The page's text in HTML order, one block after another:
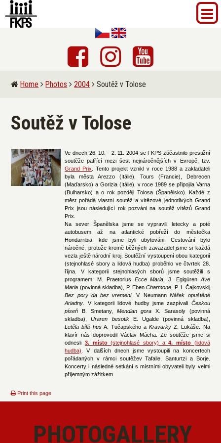
Home Photos 2004 Soutěž v Tolose
Soutěž v Tolose
Ve dnech 26. 10. - 2. 11. 2004 se FKPS zúčastnilo prestižní
soutěže patřící mezi šest nejnáročnějších v Evropě, tzv.
Grand Prix
. Tento projekt vznikl v roce 1988 a zakladateli
byla města Arezzo (Itálie), Tours (Francie), Debrecen
(Maďarsko) a Gorizia (Itálie), v roce 1989 se připojila Varna
(Bulharsko) a o rok později Tolosa (Španělsko). Každé z
měst pořádá vlastní soutěž a vítězové jednotlivých Grand
Prix jsou následující rok pozváni na soutěž vítězů Grand
Prix.
Na sever Španělska jsme se vypravili letecky a poté
autobusem až na atlantické pobřeží do městečka
Hondarribia, kde jsme byli ubytováni. Cestování bylo
náročné, protože kromě běžných zavazadel jsme si každá
vezla ještě národní kroj. Soutěžní vystoupení obou kategorií
(stejnohlasé sbory a lidová hudba) proběhlo ve čtvrtek 28.
října. V kategorii stejnohlasých sborů jsme soutěžili s
programem: M. Praetorius Ecce Maria , J. Egigúren Ave
Maria (povinná skladba), P. EbenCharmone , P. I. Čajkovskij
Bez pory da bez vremeni, V. NeumannNářek opuštěné
Ariadny . V kategorii lidové hudby jsme zazpívali Českou
píseň B. Smetany, Mendian gora X. Sarasoly (povinná
skladba),Uraren besotikE. Ugalde (povinná skladba),
Letěla bílá husA. Tučapského aKravarky Z. Lukáše. Na
klavír nás doprovodil Václav Mácha. Ze soutěže jsme si
odnesli 3. místo(stejnohlasé sbory) a4. místo(lidová
hudba)
. V dalších dnech jsme vystoupili na koncertech
pořádaných v rámci soutěžev Tafalle, Santurtzi a Borje.
Koncerty i následné setkání s místními obyvateli byly velmi
příjemným zážitkem.
Print this page
PHOTOGALLERY